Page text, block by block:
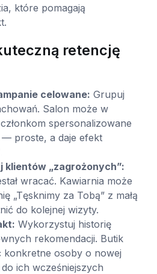
które pomagają
retencję
celowane: Grupuj
Salon może w
spersonalizowane
proste, a daje efekt
klientów „zagrożonych”:
wracać. Kawiarnia może
„Tęsknimy za Tobą” z małą
do kolejnej wizyty.
Wykorzystuj historię
rekomendacji. Butik
konkretne osoby o nowej
ich wcześniejszych